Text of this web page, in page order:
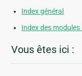
Index général
Index des
Vous êtes ici :